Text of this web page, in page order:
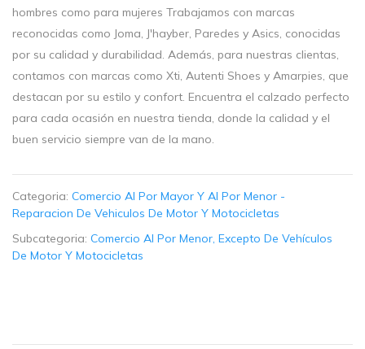
hombres como para mujeres Trabajamos con marcas
reconocidas como Joma, J'hayber, Paredes y Asics, conocidas
por su calidad y durabilidad. Además, para nuestras clientas,
contamos con marcas como Xti, Autenti Shoes y Amarpies, que
destacan por su estilo y confort. Encuentra el calzado perfecto
para cada ocasión en nuestra tienda, donde la calidad y el
buen servicio siempre van de la mano.
Categoria: Comercio Al Por Mayor Y Al Por Menor -
Reparacion De Vehiculos De Motor Y Motocicletas
Subcategoria: Comercio Al Por Menor, Excepto De Vehículos
De Motor Y Motocicletas